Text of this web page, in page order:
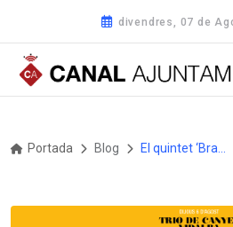
divendres, 07 de
Portada Blog